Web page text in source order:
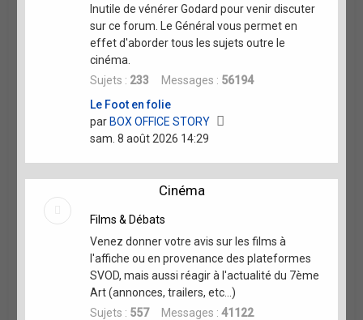
Inutile de vénérer Godard pour venir discuter
sur ce forum. Le Général vous permet en
effet d'aborder tous les sujets outre le
cinéma.
Sujets : 233 Messages : 56194
Le Foot en folie
par BOX OFFICE STORY
sam. 8 août 2026 14:29
Cinéma
Films & Débats
Venez donner votre avis sur les films à
l'affiche ou en provenance des plateformes
SVOD, mais aussi réagir à l'actualité du 7ème
Art (annonces, trailers, etc...)
Sujets : 557Messages :41122